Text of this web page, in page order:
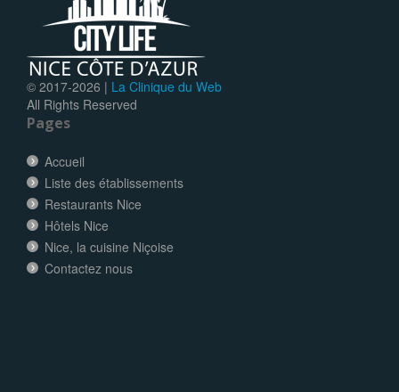
© 2017-2026 | La Clinique du Web
All Rights Reserved
Pages
Accueil
Liste des établissements
Restaurants Nice
Hôtels Nice
Nice, la cuisine Niçoise
Contactez nous